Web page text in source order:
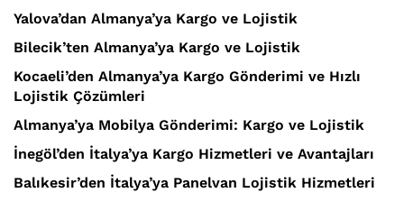
Yalova’dan Almanya’ya Kargo ve Lojistik
Bilecik’ten Almanya’ya Kargo ve Lojistik
Kocaeli’den Almanya’ya Kargo Gönderimi ve Hızlı
Lojistik Çözümleri
Almanya’ya Mobilya Gönderimi: Kargo ve Lojistik
İnegöl’den İtalya’ya Kargo Hizmetleri ve Avantajları
Balıkesir’den İtalya’ya Panelvan Lojistik Hizmetleri